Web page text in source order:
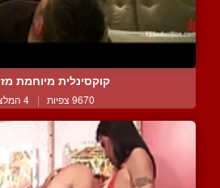
קוקסינלית מיוחמת
9670 צפיות | 4 המלצות